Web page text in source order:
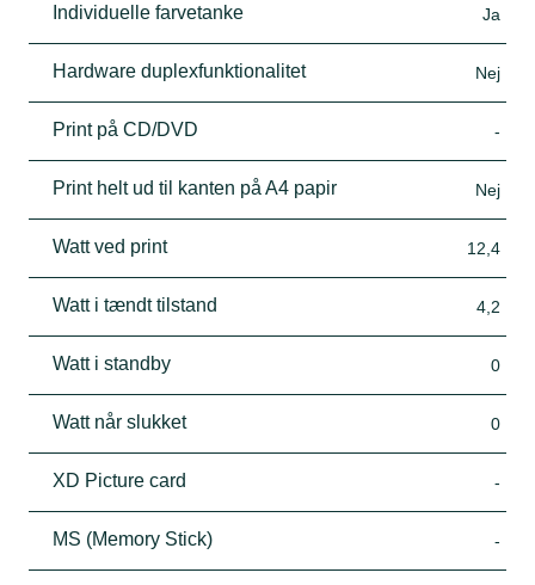
Individuelle farvetanke Ja
Hardware duplexfunktionalitet Nej
Print på CD/DVD -
Print helt ud til kanten på A4 papir Nej
Watt ved print 12,4
Watt i tændt tilstand 4,2
Watt i standby 0
Watt når slukket 0
XD Picture card -
MS (Memory Stick) -